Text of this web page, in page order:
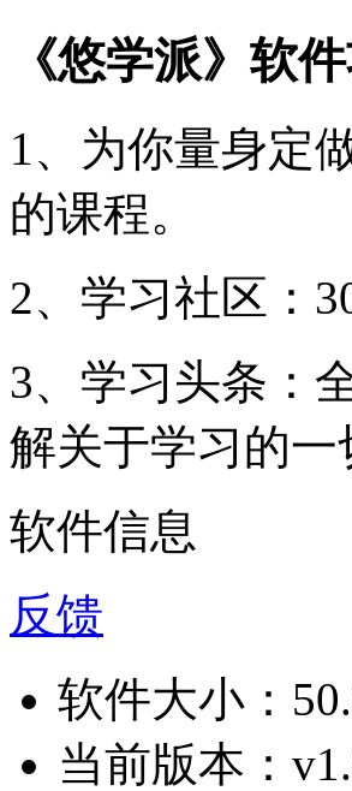
《悠学派》软
1、为你量身定
的课程。
2、学习社区：
3、学习头条：
解关于学习的一
软件信息
反馈
软件大小：
当前版本：